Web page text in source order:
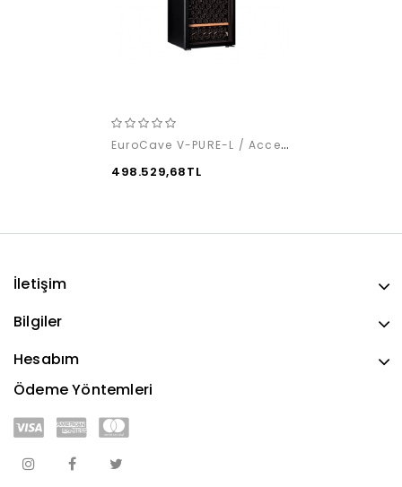
EuroCave V-PURE-L / Access Pack
498.529,68TL
İletişim
Bilgiler
Hesabım
Ödeme Yöntemleri